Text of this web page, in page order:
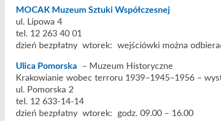
MOCAK Muzeum Sztuki Współczesnej
ul. Lipowa 4
tel. 12 263 40 01
dzień bezpłatny wtorek: wejściówki można
Ulica Pomorska – Muzeum Historyczne
Krakowianie wobec terroru 1939–1945–1956 –
ul. Pomorska 2
tel. 12 633-14-14
dzień bezpłatny wtorek: godz. 09.00 – 16.00